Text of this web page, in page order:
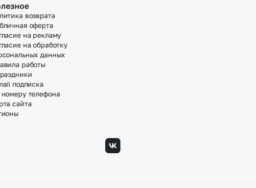
возврата
оферта
на рекламу
на обработку
данных
работы
подписка
телефона
сайта